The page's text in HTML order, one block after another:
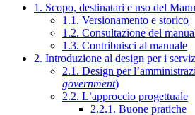
1. Scopo, destinatari e uso del
1.1. Versionamento e storico
1.2. Consultazione del
1.3. Contribuisci al manuale
2. Introduzione al design per i
2.1. Design per
government)
2.2. L’approccio progettuale
2.2.1. Buone pratiche